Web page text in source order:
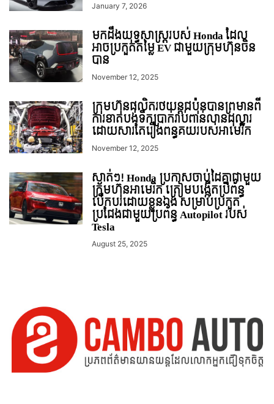
January 7, 2026
មកដឹងយុទ្ធសាស្រ្តរបស់ Honda ដែល
អាចប្រកួតតម្លៃ EV ជាមួយក្រុមហ៊ុនចិន
បាន
November 12, 2025
ក្រុមហ៊ុនផលិតរថយន្តជប៉ុនបានព្រមានពី
ការខាតបង់ទឹកប្រាក់រាប់ពាន់លានដុល្លារ
ដោយសារតែរឿងពន្ធគយរបស់អាមេរិក
November 12, 2025
ស្ងាត់ៗ! Honda ប្រកាសចាប់ដៃគ្នាជាមួយ
ក្រុមហ៊ុនអាមេរិក ត្រៀមបង្កើតប្រព័ន្ធ
បើកបរដោយខ្លួនឯង សម្រាប់ប្រកួត
ប្រជែងជាមួយប្រព័ន្ធ Autopilot របស់
Tesla
August 25, 2025